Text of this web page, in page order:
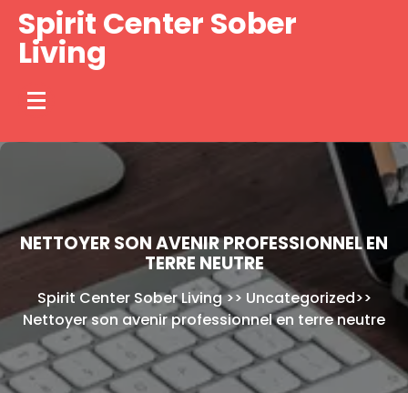
Skip
content
Spirit Center Sober
Living
NETTOYER SON AVENIR PROFESSIONNEL EN
TERRE NEUTRE
Spirit Center Sober Living>> Uncategorized>>
Nettoyer son avenir professionnel en terre neutre